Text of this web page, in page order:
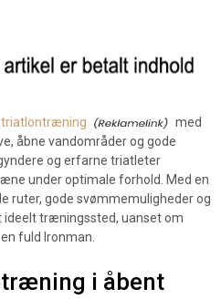
triatlontræning
med
åbne vandområder og gode
og erfarne triatleter
under optimale forhold. Med en
ruter, gode svømmemuligheder og
træningssted, uanset om
fuld Ironman.
i åbent